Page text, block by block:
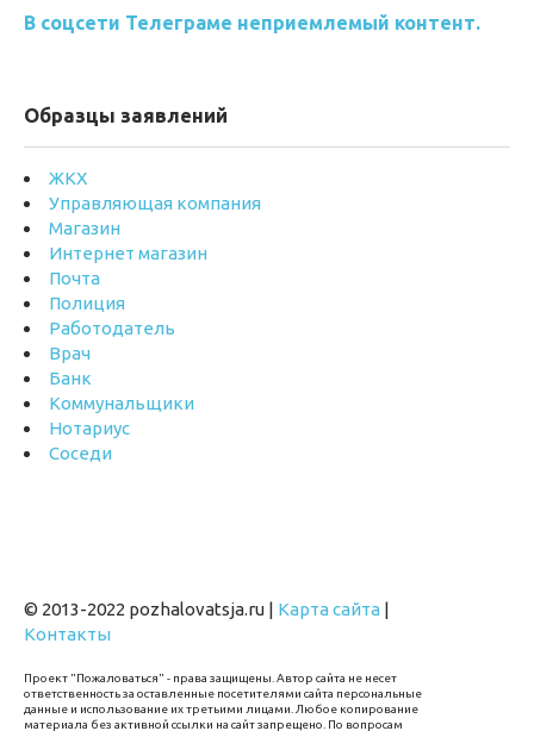
В соцсети Телеграме неприемлемый контент.
Образцы заявлений
ЖКХ
Управляющая компания
Магазин
Интернет магазин
Почта
Полиция
Работодатель
Врач
Банк
Коммунальщики
Нотариус
Соседи
© 2013-2022 pozhalovatsja.ru | Карта сайта |
Контакты
Проект "Пожаловаться" - права защищены. Автор сайта не несет
ответственность за оставленные посетителями сайта персональные
данные и использование их третьими лицами. Любое копирование
материала без активной ссылки на сайт запрещено. По вопросам